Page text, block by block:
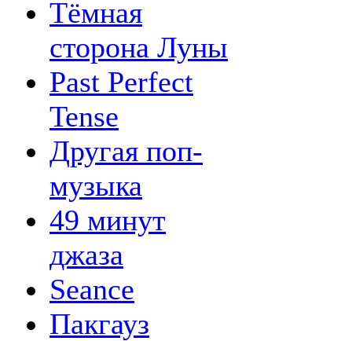
Тёмная
сторона Луны
Past Perfect
Tense
Другая поп-
музыка
49 минут
джаза
Seance
Пакгауз